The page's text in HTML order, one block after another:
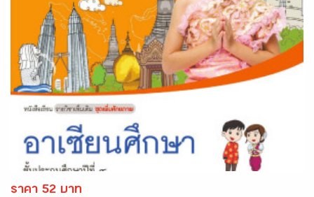
ราคา 52 บาท